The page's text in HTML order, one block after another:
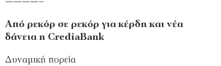
————–
Από ρεκόρ σε ρεκόρ για κέρδη και νέα
δάνεια η CrediaBank
Δυναμική πορεία